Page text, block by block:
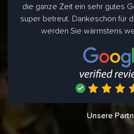
die ganze Zeit ein sehr gutes
super betreut. Dankeschön für
werden Sie wärmstens
Unsere